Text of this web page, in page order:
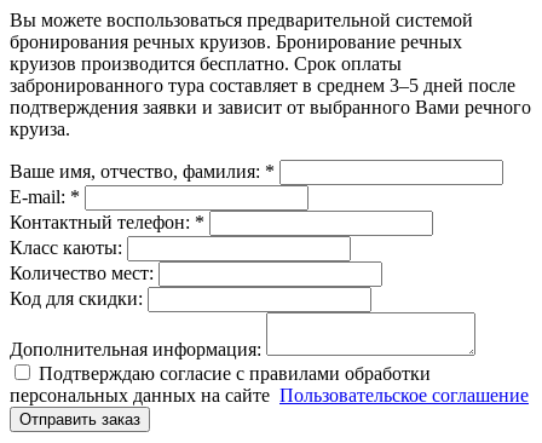
Вы можете воспользоваться предварительной системой
бронирования речных круизов. Бронирование речных
круизов производится бесплатно. Срок оплаты
забронированного тура составляет в среднем 3–5 дней после
подтверждения заявки и зависит от выбранного Вами речного
круиза.
Ваше имя, отчество, фамилия: *
E-mail: *
Контактный телефон: *
Класс каюты:
Количество мест:
Код для скидки:
Дополнительная информация:
Подтверждаю согласие с правилами обработки
персональных данных на сайте Пользовательское соглашение
Отправить заказ